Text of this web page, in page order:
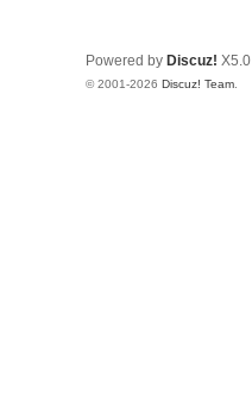
Powered by Discuz! X5.0
© 2001-2026 Discuz! Team